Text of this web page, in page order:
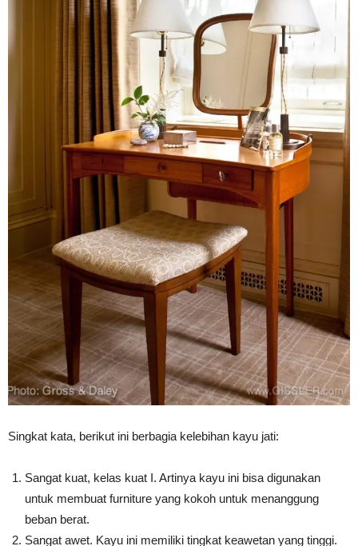
Singkat kata, berikut ini berbagia kelebihan kayu jati:
Sangat kuat, kelas kuat I. Artinya kayu ini bisa digunakan
untuk membuat furniture yang kokoh untuk menanggung
beban berat.
Sangat awet. Kayu ini memiliki tingkat keawetan yang tinggi.